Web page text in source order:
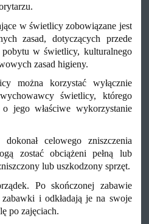
w świetlicy zobowiązane jest
zasad, dotyczących przede
pobytu w świetlicy, kulturalnego
zasad higieny.
można korzystać wyłącznie
świetlicy, którego
jego właściwe wykorzystanie
celowego zniszczenia
zostać obciążeni pełną lub
lub uszkodzony sprzęt.
Po skończonej zabawie
i odkładają je na swoje
po zajęciach.